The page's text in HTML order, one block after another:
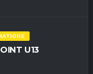
U13